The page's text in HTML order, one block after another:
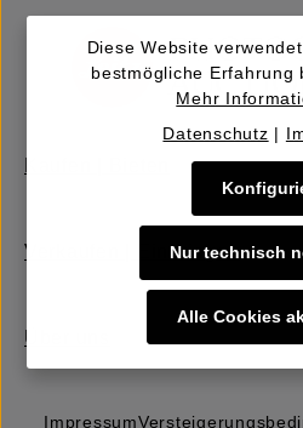
Verkaufen | Einbringen
Über uns
Impressum
Diese Website
bestmögliche Erfahrung
Mehr
Datenschutz |
Nur technisch
Alle Cookies